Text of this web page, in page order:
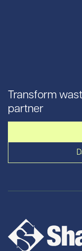
Transform
partner